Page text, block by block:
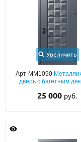
ПН-
Увеличить
Арт-ММ1090
дверь с багетным
25 000 руб.